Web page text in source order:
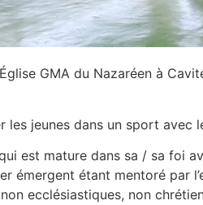
GMA du Nazaréen à
les jeunes dans un sport avec
est mature dans sa / sa foi
émergent étant mentoré par
ecclésiastiques, non